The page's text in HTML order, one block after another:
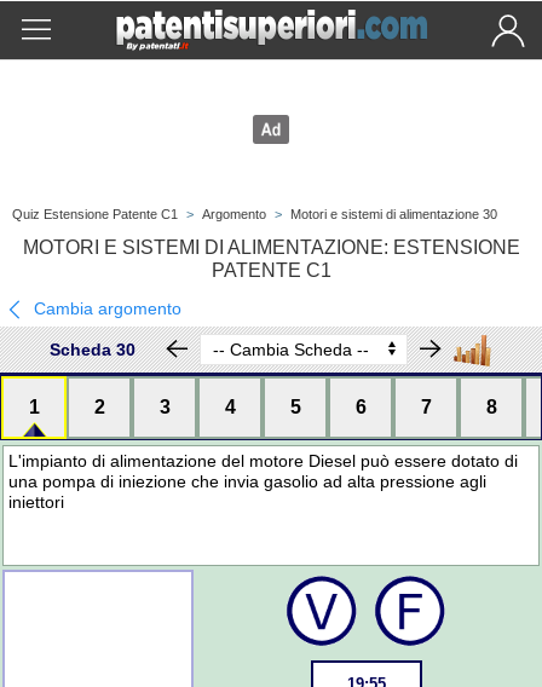
Quiz Estensione Patente C1 > Argomento > Motori e sistemi di alimentazione 30
MOTORI E SISTEMI DI ALIMENTAZIONE: ESTENSIONE
PATENTE C1
Cambia argomento
Scheda 30
1 2 3 4 5 6 7 8
L'impianto di alimentazione del motore Diesel può essere dotato di
una pompa di iniezione che invia gasolio ad alta pressione agli
iniettori